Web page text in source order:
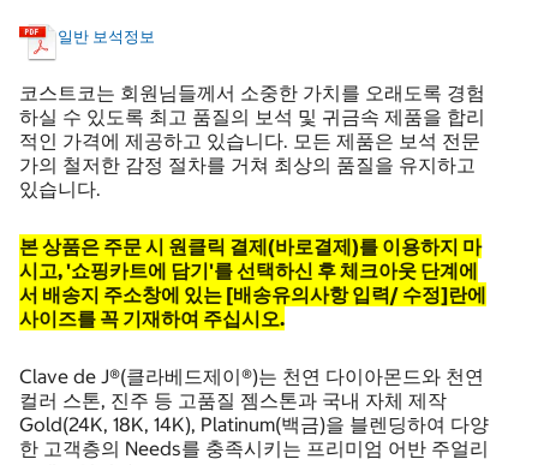
일반 보석정보
코스트코는 회원님들께서 소중한 가치를 오래도록 경험
하실 수 있도록 최고 품질의 보석 및 귀금속 제품을 합리
적인 가격에 제공하고 있습니다. 모든 제품은 보석 전문
가의 철저한 감정 절차를 거쳐 최상의 품질을 유지하고
있습니다.
본 상품은 주문 시 원클릭 결제(바로결제)를 이용하지 마
시고, '쇼핑카트에 담기'를 선택하신 후 체크아웃 단계에
서 배송지 주소창에 있는 [배송유의사항 입력/ 수정]란에
사이즈를 꼭 기재하여 주십시오​.​​
Clave de J®(클라베드제이®)는 천연 다이아몬드와 천연
컬러 스톤, 진주 등 고품질 젬스톤과 국내 자체 제작
Gold(24K, 18K, 14K), Platinum(백금)을 블렌딩하여 다양
한 고객층의 Needs를 충족시키는 프리미엄 어반 주얼리